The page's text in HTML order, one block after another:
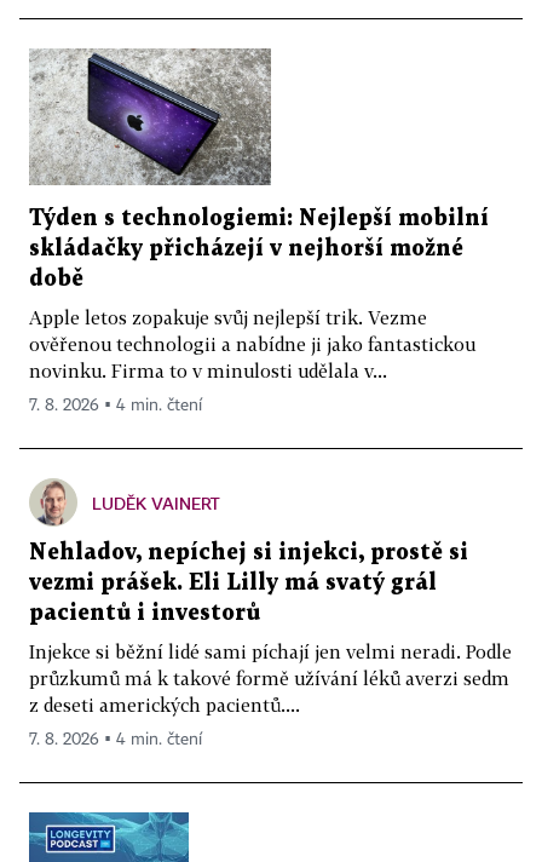
Týden s technologiemi: Nejlepší mobilní
skládačky přicházejí v nejhorší možné
době
Apple letos zopakuje svůj nejlepší trik. Vezme
ověřenou technologii a nabídne ji jako fantastickou
novinku. Firma to v minulosti udělala v...
7. 8. 2026 ▪ 4 min. čtení
LUDĚK VAINERT
Nehladov, nepíchej si injekci, prostě si
vezmi prášek. Eli Lilly má svatý grál
pacientů i investorů
Injekce si běžní lidé sami píchají jen velmi neradi. Podle
průzkumů má k takové formě užívání léků averzi sedm
z deseti amerických pacientů....
7. 8. 2026 ▪ 4 min. čtení